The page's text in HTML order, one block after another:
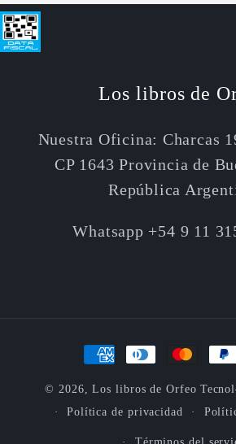
Los libros de
Nuestra Oficina: Charcas
CP 1643 Provincia de
República
Whatsapp +54 9 11
Formas
pago
© 2026,Los libros de Orfeo
Política de privacidad